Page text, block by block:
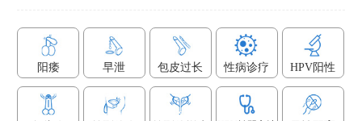
阳痿 早泄 包皮过长 性病诊疗 HPV阳性